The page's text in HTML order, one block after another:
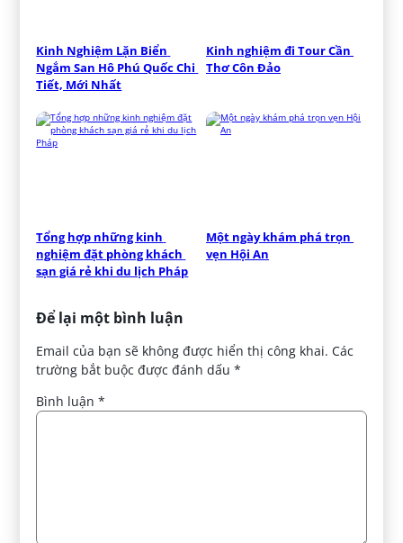
Kinh Nghiệm Lặn Biển
Ngắm San Hô Phú Quốc Chi
Tiết, Mới Nhất
Kinh nghiệm đi Tour Cần
Thơ Côn Đảo
Tổng hợp những kinh
nghiệm đặt phòng khách
sạn giá rẻ khi du lịch Pháp
Một ngày khám phá trọn
vẹn Hội An
Để lại một bình luận
Email của bạn sẽ không được hiển thị công khai. Các
trường bắt buộc được đánh dấu*
Bình luận*